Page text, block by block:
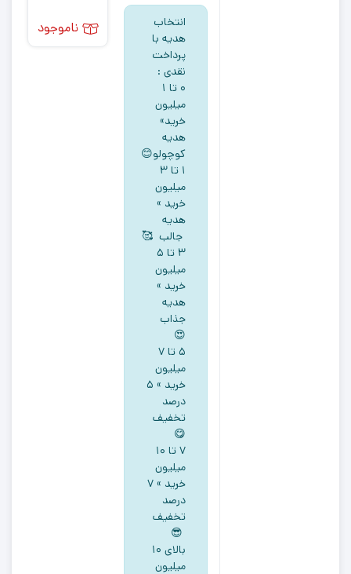
انتخاب
هدیه با
پرداخت
نقدی :
۰ تا ۱
میلیون
خرید»
هدیه
کوچولو😊
۱ تا ۳
میلیون
خرید »
هدیه
جالب 🥰
۳ تا ۵
میلیون
خرید »
هدیه
جذاب
😍
5 تا ۷
میلیون
خرید » ۵
درصد
تخفیف
😋
۷ تا ۱۰
میلیون
خرید » ۷
درصد
تخفیف
😎
بالای ۱۰
میلیون
ناموجود